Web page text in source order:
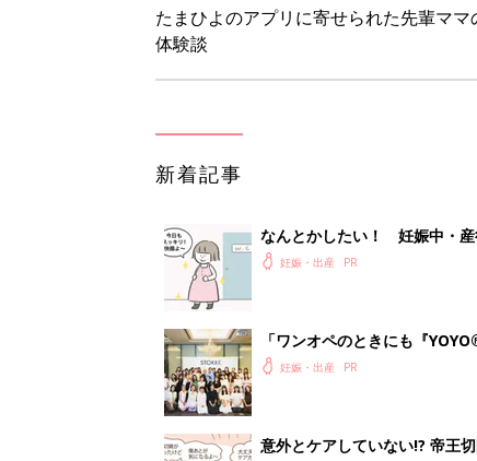
たまひよのアプリに寄せられた先輩ママ
体験談
新着記事
なんとかしたい！ 妊娠中・
妊娠・出産
「ワンオペのときにも『
会に登場。「YOYO®」を愛用
妊娠・出産
意外とケアしていない!? 帝王